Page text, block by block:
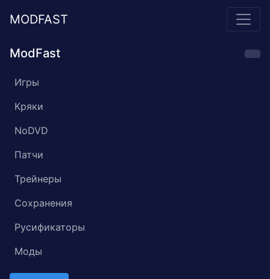
MODFAST
ModFast
Игры
Кряки
NoDVD
Патчи
Трейнеры
Сохранения
Русификаторы
Моды